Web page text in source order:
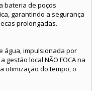
bateria de poços
garantindo a segurança
prolongadas.
água, impulsionada por
local NÃO FOCA na
otimização do tempo, o